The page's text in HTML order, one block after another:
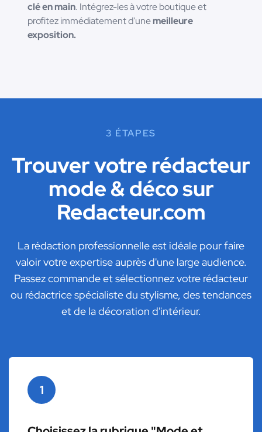
clé en main. Intégrez-les à votre boutique et
profitez immédiatement d'unemeilleure
exposition.
3 ÉTAPES
Trouver votre rédacteur
mode & déco sur
Redacteur.com
La rédaction professionnelle est idéale pour faire
valoir votre expertise auprès d'une large audience.
Passez commande et sélectionnez votre rédacteur
ou rédactrice spécialiste du stylisme, des tendances
et de la décoration d'intérieur.
1